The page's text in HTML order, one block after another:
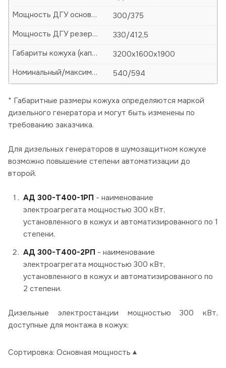
300/375
Мощность ДГУ основная (кВт/кВА)
330/412,5
Мощность ДГУ резервная (кВт/кВА)
3200х1600х1900
Габариты кожуха (капота)-ДхШхВ, мм
540/594
Номинальный/максимальный ток, А
* Габаритные размеры кожуха определяются маркой
дизельного генератора и могут быть изменены по
требованию заказчика.
Для дизельных генераторов в шумозащитном кожухе
возможно повышение степени автоматизации до
второй.
АД 300-Т400-1РП - наименование
электроагрегата мощностью 300 кВт,
установленного в кожух и автоматизированного по 1
степени,
АД 300-Т400-2РП - наименование
электроагрегата мощностью 300 кВт,
установленного в кожух и автоматизированного по
2 степени.
Дизельные электростанции мощностью 300 кВт,
доступные для монтажа в кожух:
Сортировка: Основная мощность